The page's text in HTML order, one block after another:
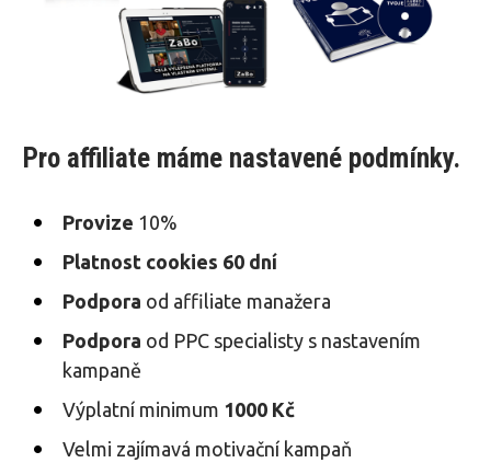
Pro affiliate máme nastavené podmínky.
Provize 10%
Platnost cookies 60 dní
Podpora od affiliate manažera
Podpora od PPC specialisty s nastavením
kampaně
Výplatní minimum 1000 Kč
Velmi zajímavá motivační kampaň